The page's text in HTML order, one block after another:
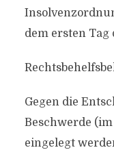
dem ersten
Gegen die
Beschwerde
eingelegt